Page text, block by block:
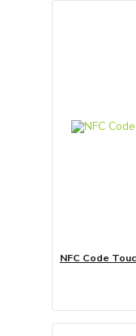
NFC Code